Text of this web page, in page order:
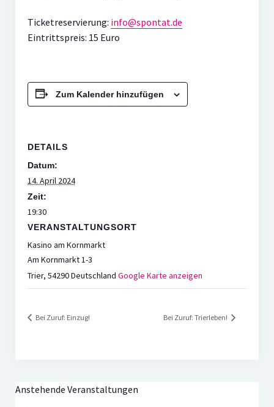
Ticketreservierung: info@spontat.de
Eintrittspreis: 15 Euro
Zum Kalender hinzufügen
DETAILS
Datum:
14. April 2024
Zeit:
19:30
VERANSTALTUNGSORT
Kasino am Kornmarkt
Am Kornmarkt 1-3
Trier, 54290Deutschland Google Karte anzeigen
Bei Zuruf: Einzug! Bei Zuruf: Trierleben!
Anstehende Veranstaltungen